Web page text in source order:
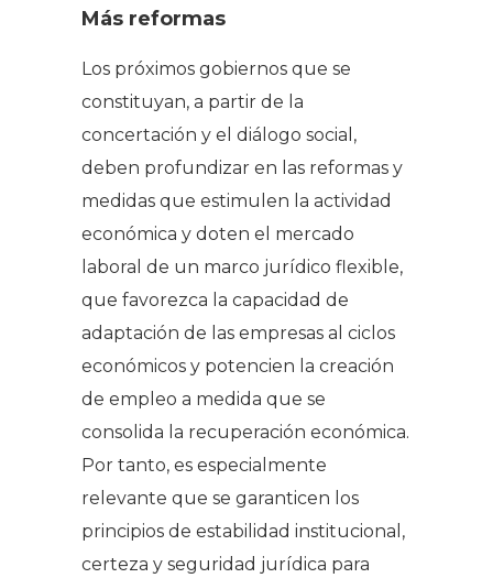
Más reformas
Los próximos gobiernos que se
constituyan, a partir de la
concertación y el diálogo social,
deben profundizar en las reformas y
medidas que estimulen la actividad
económica y doten el mercado
laboral de un marco jurídico flexible,
que favorezca la capacidad de
adaptación de las empresas al ciclos
económicos y potencien la creación
de empleo a medida que se
consolida la recuperación económica.
Por tanto, es especialmente
relevante que se garanticen los
principios de estabilidad institucional,
certeza y seguridad jurídica para